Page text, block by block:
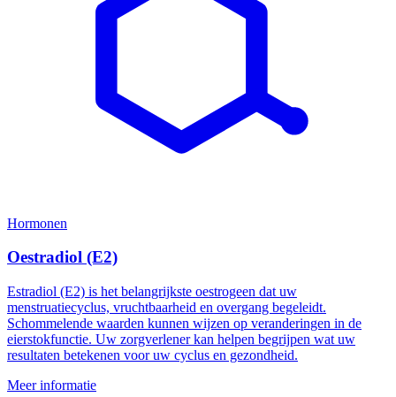
Hormonen
Oestradiol (E2)
Estradiol (E2) is het belangrijkste oestrogeen dat uw
menstruatiecyclus, vruchtbaarheid en overgang begeleidt.
Schommelende waarden kunnen wijzen op veranderingen in de
eierstokfunctie. Uw zorgverlener kan helpen begrijpen wat uw
resultaten betekenen voor uw cyclus en gezondheid.
Meer informatie